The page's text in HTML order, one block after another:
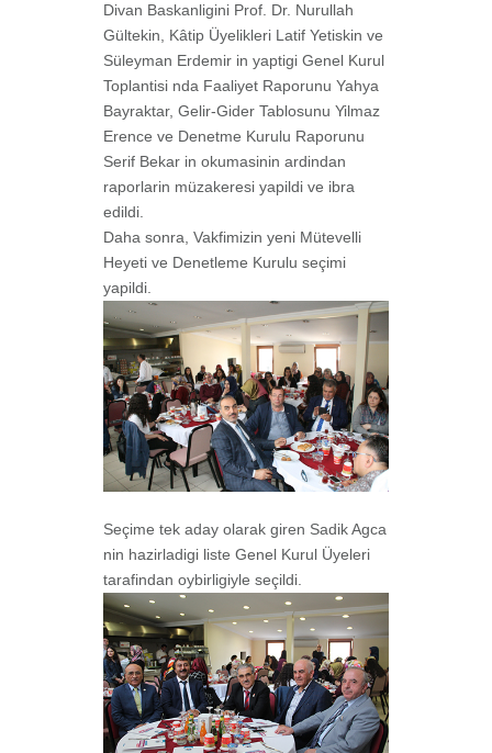
Divan Baskanligini Prof. Dr. Nurullah
Gültekin, Kâtip Üyelikleri Latif Yetiskin ve
Süleyman Erdemir in yaptigi Genel Kurul
Toplantisi nda Faaliyet Raporunu Yahya
Bayraktar, Gelir-Gider Tablosunu Yilmaz
Erence ve Denetme Kurulu Raporunu
Serif Bekar in okumasinin ardindan
raporlarin müzakeresi yapildi ve ibra
edildi.
Daha sonra, Vakfimizin yeni Mütevelli
Heyeti ve Denetleme Kurulu seçimi
yapildi.
Seçime tek aday olarak giren Sadik Agca
nin hazirladigi liste Genel Kurul Üyeleri
tarafindan oybirligiyle seçildi.